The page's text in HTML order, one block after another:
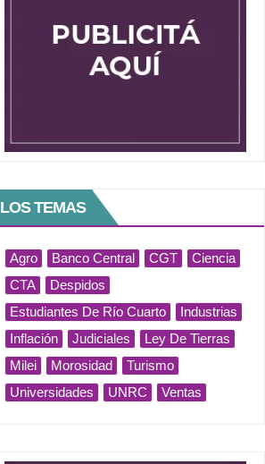
LOS TEMAS
Agro Banco Central CGT
Ciencia
CTA
Despidos
Estudiantes De Río Cuarto
Industrias
Inflación
Judiciales
Ley De Tierras
Milei
Morosidad
Turismo
Universidades
UNRC Ventas